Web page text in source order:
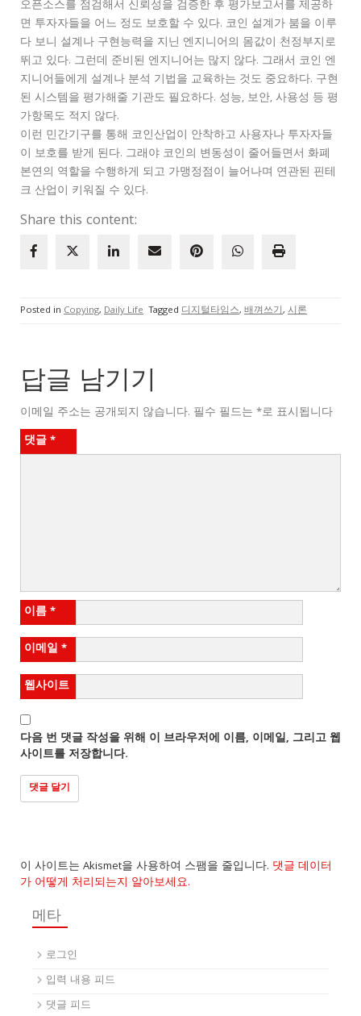
오픈소스를 점검해서 신뢰성을 검증한 후 평가보고서를 제공하
면 투자자들을 어느 정도 보호할 수 있다. 코인 설계가 붐을 이루
다 보니 설계나 구현능력을 지닌 엔지니어의 몸값이 천정부지로
뛰고 있다. 그런데 준비된 엔지니어는 많지 않다. 그래서 코인 엔
지니어들에게 설계나 분석 기법을 교육하는 것도 중요하다. 구현
된 시스템을 평가해줄 기관도 필요하다. 성능, 보안, 사용성 등 평
가항목도 적지 않다.
이런 민간기구를 통해 코인산업이 안착하고 사용자나 투자자들
이 보호를 받게 된다. 그래야 코인의 변동성이 줄어들면서 화폐
본연의 역할을 수행하게 되고 가맹정점이 늘어나며 연관된 핀테
크 산업이 키워질 수 있다.
Share this content:
Posted in Copying, Daily Life Tagged 디지털타임스, 배껴쓰기, 시론
답글 남기기
이메일 주소는 공개되지 않습니다. 필수 필드는 *로 표시됩니다
댓글*
이름*
이메일 *
웹사이트
다음 번 댓글 작성을 위해 이 브라우저에 이름, 이메일, 그리고 웹
사이트를 저장합니다.
이 사이트는 Akismet을 사용하여 스팸을 줄입니다. 댓글 데이터
가 어떻게 처리되는지 알아보세요.
메타
로그인
입력 내용 피드
댓글 피드